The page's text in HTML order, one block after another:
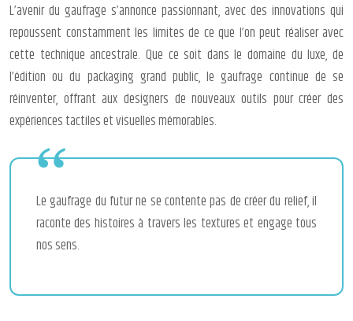
L’avenir du gaufrage s’annonce passionnant, avec des innovations qui
repoussent constamment les limites de ce que l’on peut réaliser avec
cette technique ancestrale. Que ce soit dans le domaine du luxe, de
l’édition ou du packaging grand public, le gaufrage continue de se
réinventer, offrant aux designers de nouveaux outils pour créer des
expériences tactiles et visuelles mémorables.
Le gaufrage du futur ne se contente pas de créer du relief, il
raconte des histoires à travers les textures et engage tous
nos sens.